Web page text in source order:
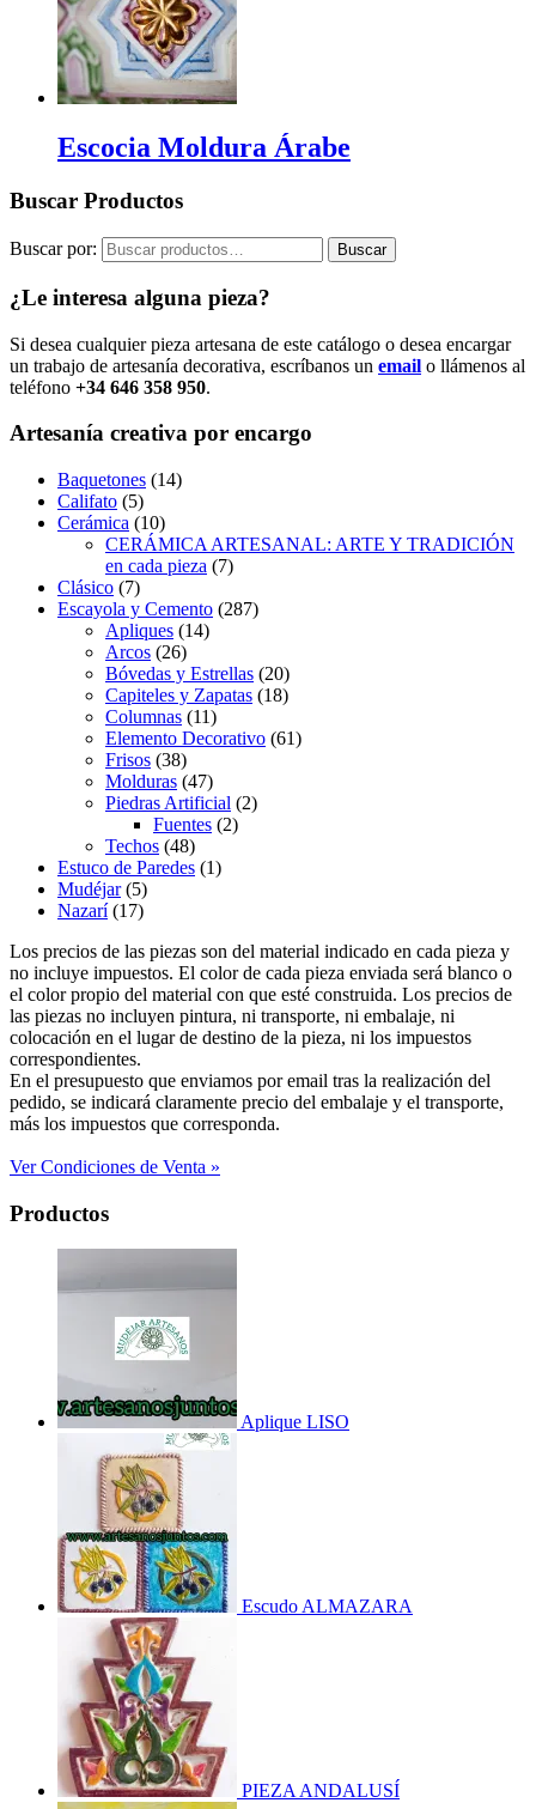
Escocia Moldura Árabe
Buscar Productos
Buscar por: Buscar
¿Le interesa alguna pieza?
Si desea cualquier pieza artesana de este catálogo o desea encargar
un trabajo de artesanía decorativa, escríbanos un email o llámenos al
teléfono +34 646 358 950.
Artesanía creativa por encargo
Baquetones (14)
Califato (5)
Cerámica (10)
CERÁMICA ARTESANAL: ARTE Y TRADICIÓN
en cada pieza (7)
Clásico (7)
Escayola y Cemento (287)
Apliques (14)
Arcos (26)
Bóvedas y Estrellas (20)
Capiteles y Zapatas (18)
Columnas (11)
Elemento Decorativo (61)
Frisos (38)
Molduras (47)
Piedras Artificial (2)
Fuentes (2)
Techos (48)
Estuco de Paredes (1)
Mudéjar (5)
Nazarí (17)
Los precios de las piezas son del material indicado en cada pieza y
no incluye impuestos. El color de cada pieza enviada será blanco o
el color propio del material con que esté construida. Los precios de
las piezas no incluyen pintura, ni transporte, ni embalaje, ni
colocación en el lugar de destino de la pieza, ni los impuestos
correspondientes.
En el presupuesto que enviamos por email tras la realización del
pedido, se indicará claramente precio del embalaje y el transporte,
más los impuestos que corresponda.
Ver Condiciones de Venta »
Productos
Aplique LISO
Escudo ALMAZARA
PIEZA ANDALUSÍ